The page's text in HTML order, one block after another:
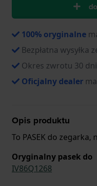
100% oryginalne
Bezpłatna wysyłka
Okres zwrotu 30 dni
Oficjalny dealer
Opis produktu
To PASEK do
Oryginalny pasek do
IV86Q1268